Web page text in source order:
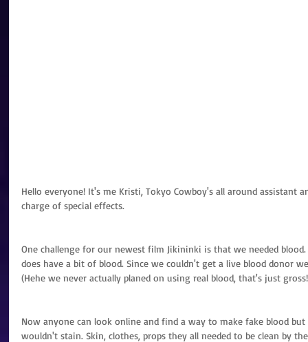
Hello everyone! It's me Kristi, Tokyo Cowboy's all around assistant
charge of special effects.
One challenge for our newest film Jikininki is that we needed
does have a bit of blood. Since we couldn't get a live blood donor
(Hehe we never actually planed on using real blood, that's just
Now anyone can look online and find a way to make fake blood
wouldn't stain. Skin, clothes, props they all needed to be clean by